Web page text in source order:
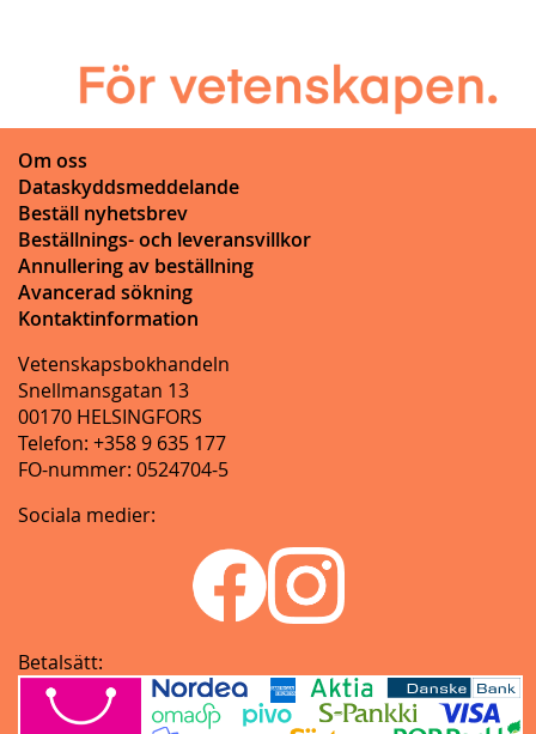
Om oss
Dataskyddsmeddelande
Beställ nyhetsbrev
Beställnings- och leveransvillkor
Annullering av beställning
Avancerad sökning
Kontaktinformation
Vetenskapsbokhandeln
Snellmansgatan 13
00170 HELSINGFORS
Telefon: +358 9 635 177
FO-nummer: 0524704-5
Sociala medier:
Betalsätt: